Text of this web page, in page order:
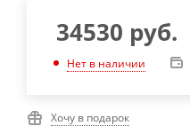
34530 руб.
Нет в наличии
Хочу в подарок